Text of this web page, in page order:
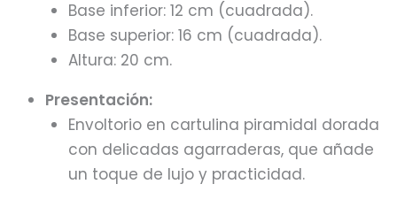
Base inferior: 12 cm (cuadrada).
Base superior: 16 cm (cuadrada).
Altura: 20 cm.
Presentación:
Envoltorio en cartulina piramidal dorada
con delicadas agarraderas, que añade
un toque de lujo y practicidad.